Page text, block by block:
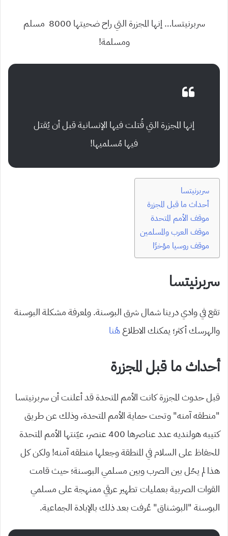
سربرنيتسا… إنها المجزرة التي راح ضحيتها 8000 مسلم
ومسلمة!
إنها المجزرة التي قُتلت فيها الإنسانية قبل أن يُقتل
فيها مُسلميها!
سربرنيتسا
أحداث ما قبل المجزرة
موقف الأمم المتحدة
موقف العرب والمسلمين
موقف روسيا مؤخرًا
سربرنيتسا
تقع في وادي درينا شمال شرق البوسنة. ولمعرفة مشكلة البوسنة
والهرسك أكثر؛ يمكنك الاطلاعهُنا
أحداث ما قبل المجزرة
قبل حدوث المجزرة كانت الأمم المتحدة قد أعلنت أن سربرنيتسا
“منطقه آمنه” وتحت حماية الأمم المتحدة، وذلك عن طريق
كتيبه هولنديه عدد عناصرها 400 عنصر، عيّنتها الأمم المتحدة
للحفاظ على السلام في المنطقة وجعلها منطقه آمنه! ولكن كل
هذا لم يحُل بين الصرب وبين مسلمي البوسنة؛ حيث قامت
القوات الصربية بعمليات تطهير عرقي ممنهجة على مسلمي
البوسنة “البوشناق” عُرفت بعد ذلك بالإبادة الجماعية.